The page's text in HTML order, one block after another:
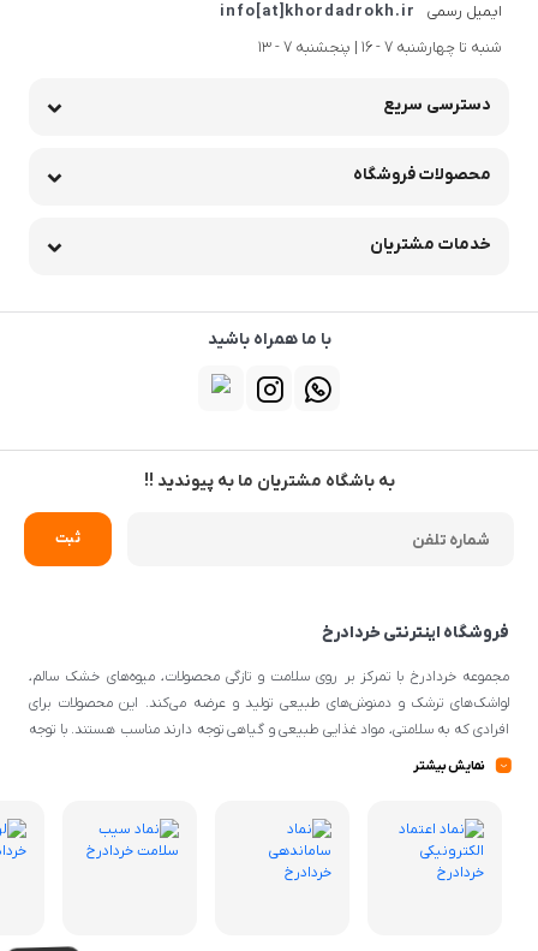
ایمیل رسمی
info[at]khordadrokh.ir
شنبه تا چهارشنبه 7 - 16 | پنجشنبه 7 - 13
دسترسی سریع
محصولات فروشگاه
خدمات مشتریان
با ما همراه باشید
به باشگاه مشتریان ما به پیوندید !!
فروشگاه اینترنتی خردادرخ
مجموعه خردادرخ با تمرکز بر روی سلامت و تازگی محصولات، میوه‌های خشک سالم،
لواشک‌های ترشک و دمنوش‌های طبیعی تولید و عرضه می‌کند. این محصولات برای
افرادی که به سلامتی، مواد غذایی طبیعی و گیاهی توجه دارند مناسب هستند. با توجه
به اینکه از مواد اولیه طبیعی و کیفیتی برای تهیه محصولات استفاده می‌شود، می‌توانند
نمایش بیشتر